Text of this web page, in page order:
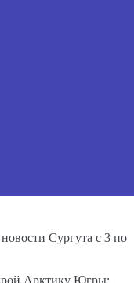
Сургута с 3 по
Арктику Югры: